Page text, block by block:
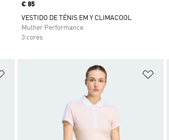
Price
€ 85
VESTIDO DE TÉNIS EM Y CLIMACOOL
Mulher Performance
3 cores
Adicionar à Lista de Desejos